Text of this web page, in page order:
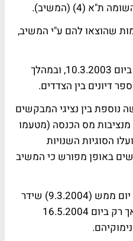
(4) (המשיב).
שהוצאו להם ע"י המשיב,
ההשגות הוגשו ע"י המבקשים ביום 10.3.2003, ובמהלך
דיונים בין הצדדים.
פגישה נוספת בין נציגי המבקשים
מס הכנסה (מטעמו
הסוגיות השנויות
באופן מפורש כי המשיב
אין חולק על העובדה כי באותו יום ממש (9.3.2004) שידר
המשיב למחשב את החלטתו, אך רק ביום 16.5.2004